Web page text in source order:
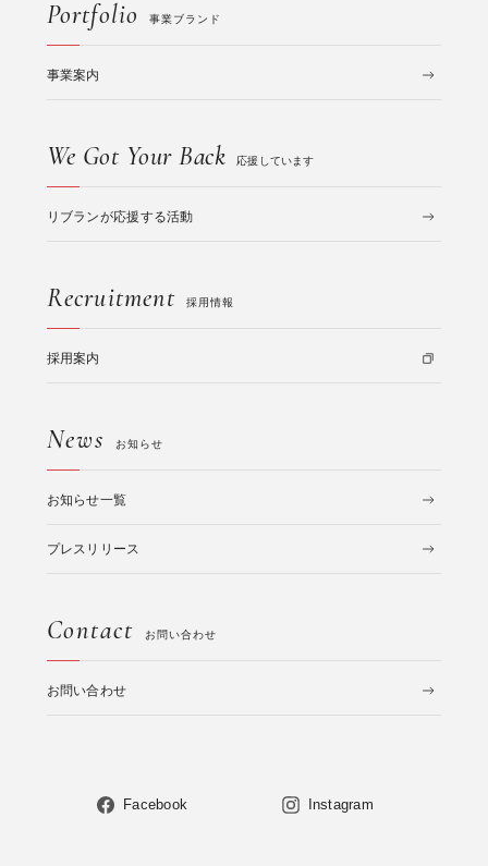
Portfolio 事業ブランド
事業案内
We Got Your Back 応援しています
リブランが応援する活動
Recruitment 採用情報
採用案内
News お知らせ
お知らせ一覧
プレスリリース
Contact お問い合わせ
お問い合わせ
Facebook Instagram